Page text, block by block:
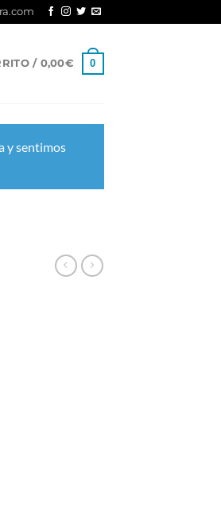
/ 0,00€ 0
y sentimos